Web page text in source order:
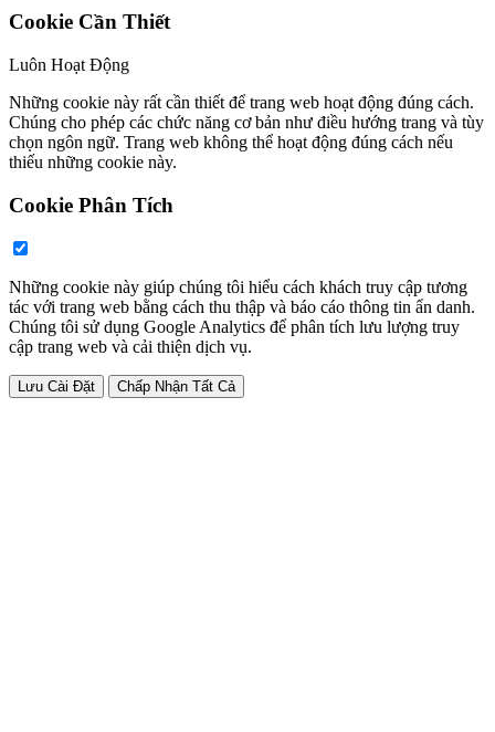
Cookie Cần Thiết
Luôn Hoạt Động
Những cookie này rất cần thiết để trang web hoạt động đúng cách.
Chúng cho phép các chức năng cơ bản như điều hướng trang và tùy
chọn ngôn ngữ. Trang web không thể hoạt động đúng cách nếu
thiếu những cookie này.
Cookie Phân Tích
Những cookie này giúp chúng tôi hiểu cách khách truy cập tương
tác với trang web bằng cách thu thập và báo cáo thông tin ẩn danh.
Chúng tôi sử dụng Google Analytics để phân tích lưu lượng truy
cập trang web và cải thiện dịch vụ.
Lưu Cài Đặt Chấp Nhận Tất Cả